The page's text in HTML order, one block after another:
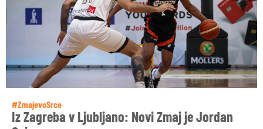
#ZmajevoSrce
Iz Zagreba v Ljubljano: Novi Zmaj je Jordan